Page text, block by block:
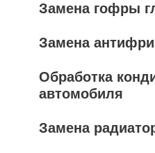
Замена гофры
Замена
Обработка
автомобиля
Замена